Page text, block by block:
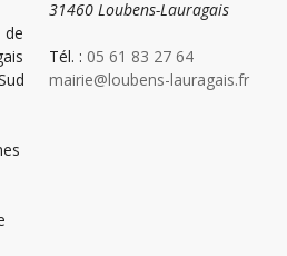
de
31460 Loubens-Lauragais
Tél. : 05 61 83 27 64
mairie@loubens-lauragais.fr